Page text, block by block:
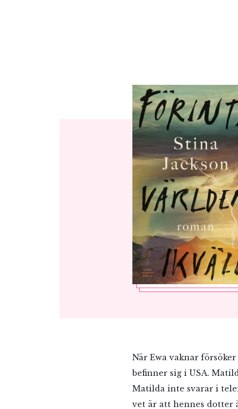
När Ewa vaknar
befinner sig i USA.
Matilda inte svarar i
vet är att hennes dotter